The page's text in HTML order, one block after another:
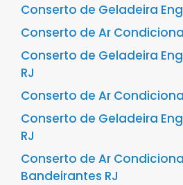
Conserto de Geladeira
Conserto de Ar
Conserto de Geladeira
RJ
Conserto de Ar
Conserto de Geladeira
RJ
Conserto de Ar
Bandeirantes RJ